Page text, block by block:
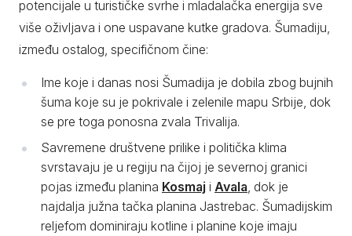
potencijale u turističke svrhe i mladalačka energija sve
više oživljava i one uspavane kutke gradova. Šumadiju,
između ostalog, specifičnom čine:
Ime koje i danas nosi Šumadija je dobila zbog bujnih
šuma koje su je pokrivale i zelenile mapu Srbije, dok
se pre toga ponosna zvala Trivalija.
Savremene društvene prilike i politička klima
svrstavaju je u regiju na čijoj je severnoj granici
pojas između planina Kosmaj i Avala, dok je
najdalja južna tačka planina Jastrebac. Šumadijskim
reljefom dominiraju kotline i planine koje imaju